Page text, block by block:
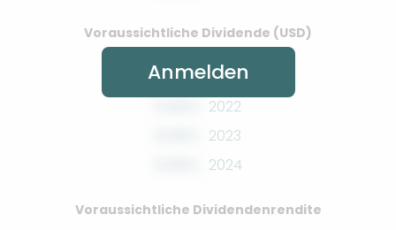
Voraussichtliche Dividende (USD)
2022
2023
2024
Voraussichtliche Dividendenrendite
Anmelden